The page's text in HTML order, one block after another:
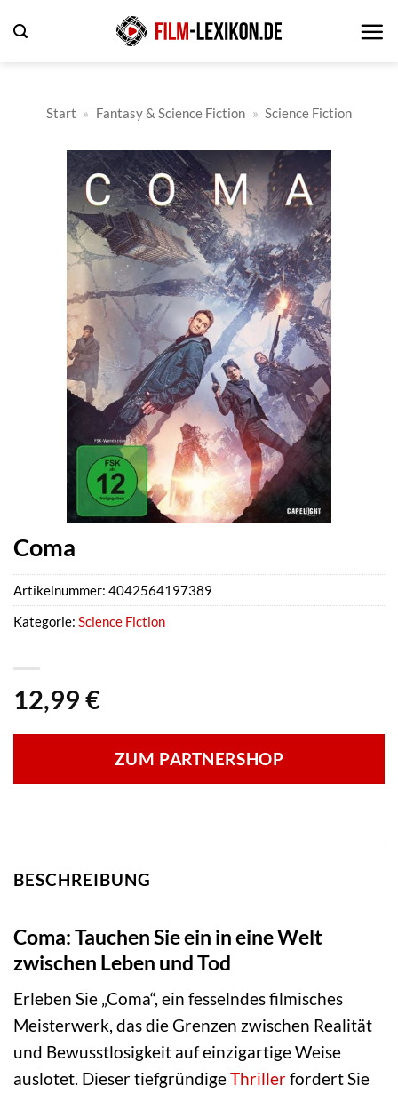
Inhalt
Start » Fantasy & Science Fiction » Science Fiction
Coma
12,99 €
ZUM PARTNERSHOP
Artikelnummer: 4042564197389
Kategorie: Science Fiction
BESCHREIBUNG
Coma: Tauchen Sie ein in eine Welt
zwischen Leben und Tod
Erleben Sie „Coma“, ein fesselndes filmisches
Meisterwerk, das die Grenzen zwischen Realität
und Bewusstlosigkeit auf einzigartige Weise
auslotet. Dieser tiefgründigeThrillerfordert Sie